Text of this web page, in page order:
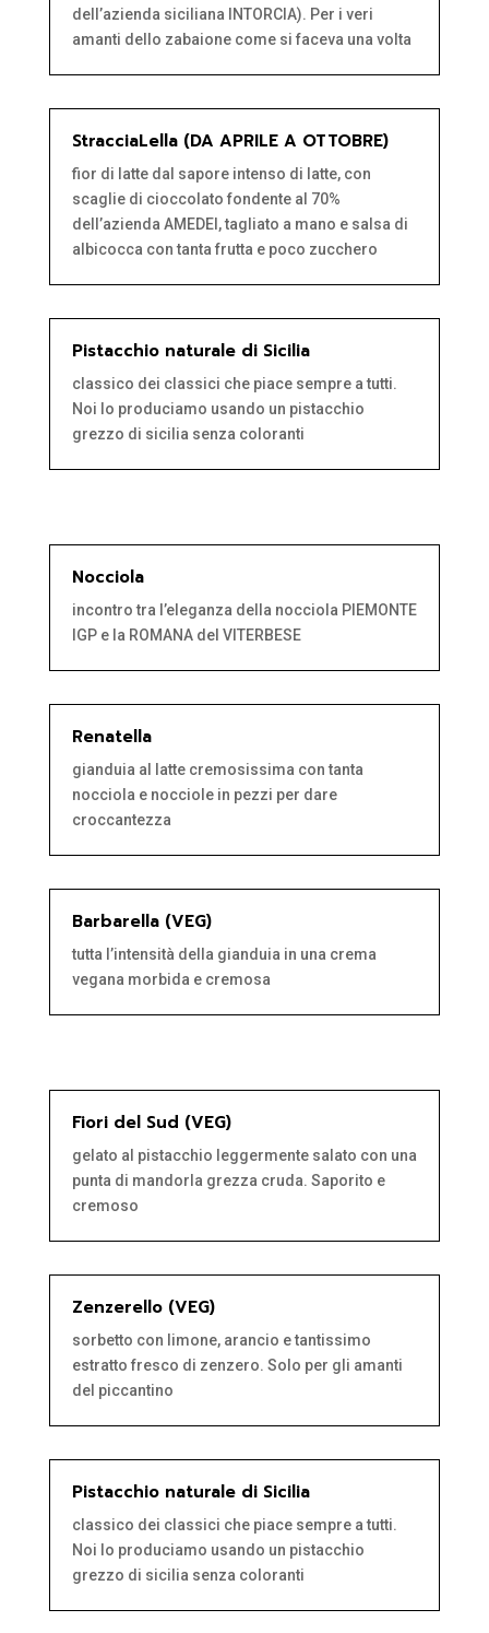
dell’azienda siciliana INTORCIA). Per i veri
amanti dello zabaione come si faceva una volta
StracciaLella (DA APRILE A OTTOBRE)
fior di latte dal sapore intenso di latte, con
scaglie di cioccolato fondente al 70%
dell’azienda AMEDEI, tagliato a mano e salsa di
albicocca con tanta frutta e poco zucchero
Pistacchio naturale di Sicilia
classico dei classici che piace sempre a tutti.
Noi lo produciamo usando un pistacchio
grezzo di sicilia senza coloranti
Nocciola
incontro tra l’eleganza della nocciola PIEMONTE
IGP e la ROMANA del VITERBESE
Renatella
gianduia al latte cremosissima con tanta
nocciola e nocciole in pezzi per dare
croccantezza
Barbarella (VEG)
tutta l’intensità della gianduia in una crema
vegana morbida e cremosa
Fiori del Sud (VEG)
gelato al pistacchio leggermente salato con una
punta di mandorla grezza cruda. Saporito e
cremoso
Zenzerello (VEG)
sorbetto con limone, arancio e tantissimo
estratto fresco di zenzero. Solo per gli amanti
del piccantino
Pistacchio naturale di Sicilia
classico dei classici che piace sempre a tutti.
Noi lo produciamo usando un pistacchio
grezzo di sicilia senza coloranti